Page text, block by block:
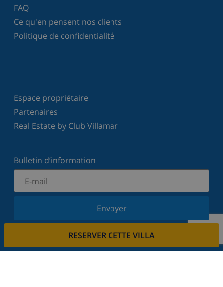
RESERVER CETTE VILLA
FAQ
Ce qu'en pensent nos clients
Politique de confidentialité
Espace propriétaire
Partenaires
Real Estate by Club Villamar
Bulletin d’information
Envoyer
Inscrivez-vous à notre newsletter et restez informé
votre vie privée.